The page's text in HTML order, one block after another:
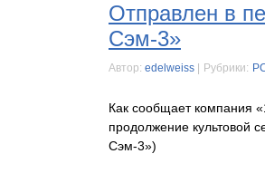
Отправлен в
Сэм-3»
Автор: edelweiss Рубрики:
Как сообщает компания
продолжение культовой
Сэм-3»)